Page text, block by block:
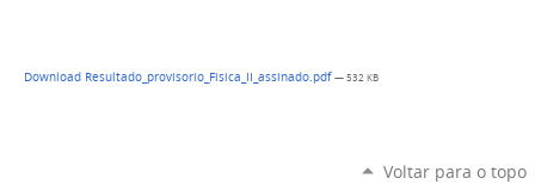
Download Resultado_provisorio_Fisica_II_assinado.pdf— 532 KB
Voltar para o topo